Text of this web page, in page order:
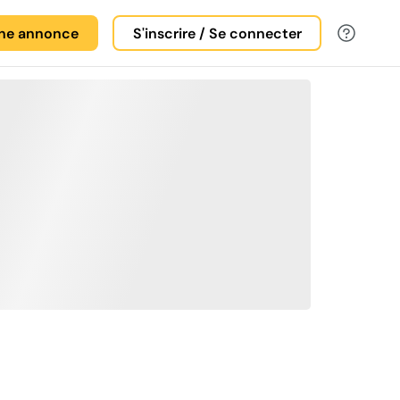
annonce S'inscrire / Se connecter